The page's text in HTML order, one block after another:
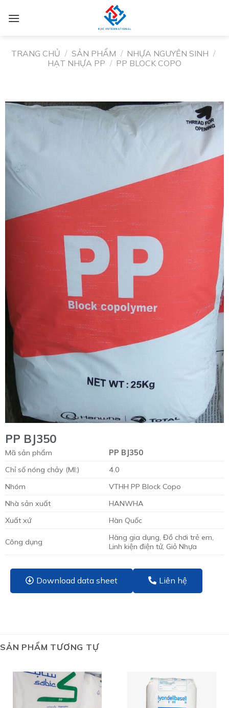
TRANG CHỦ / SẢN PHẨM / NHỰA NGUYÊN SINH /
HẠT NHỰA PP / PP BLOCK COPO
PP BJ350
Mã sản phẩm
PP BJ350
Chỉ số nóng chảy (MI:)
4.0
Nhóm
VTHH PP Block Copo
Nhà sản xuất
HANWHA
Xuất xứ
Hàn Quốc
Công dụng
Hàng gia dụng, Đồ chơi trẻ em,
Linh kiện điện tử, Giỏ Nhựa
Download data sheet Liên hệ
SẢN PHẨM TƯƠNG TỰ